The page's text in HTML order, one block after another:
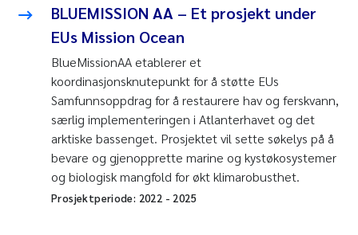
BLUEMISSION AA – Et prosjekt under
EUs Mission Ocean
BlueMissionAA etablerer et
koordinasjonsknutepunkt for å støtte EUs
Samfunnsoppdrag for å restaurere hav og ferskvann,
særlig implementeringen i Atlanterhavet og det
arktiske bassenget. Prosjektet vil sette søkelys på å
bevare og gjenopprette marine og kystøkosystemer
og biologisk mangfold for økt klimarobusthet.
Prosjektperiode: 2022 - 2025